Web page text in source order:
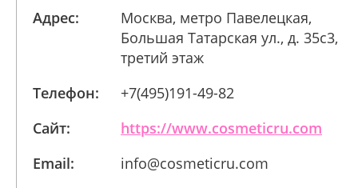
Адрес:
Москва, метро Павелецкая,
Большая Татарская ул., д. 35с3,
третий этаж
Телефон:
+7(495)191-49-82
Сайт:
https://www.cosmeticru.com
Email:
info@cosmeticru.com